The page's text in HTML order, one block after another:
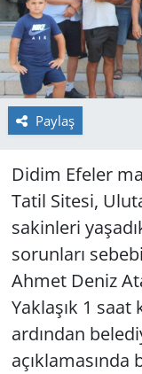
Paylaş
Didim Efeler
Tatil Sitesi,
sakinleri
sorunları
Ahmet Deniz
Yaklaşık 1
ardından
MAGAZİN
POLİTİKA
RESMİ
SAĞLIK
SİYASET
SPOR
Yerel